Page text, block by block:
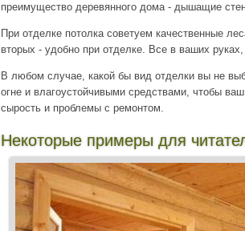
преимущество деревянного дома - дышащие
При отделке потолка советуем качественные
вторых - удобно при отделке. Все в ваших руках,
В любом случае, какой бы вид отделки вы не
огне и влагоустойчивыми средствами, чтобы
сырость и проблемы с ремонтом.
Некоторые примеры для